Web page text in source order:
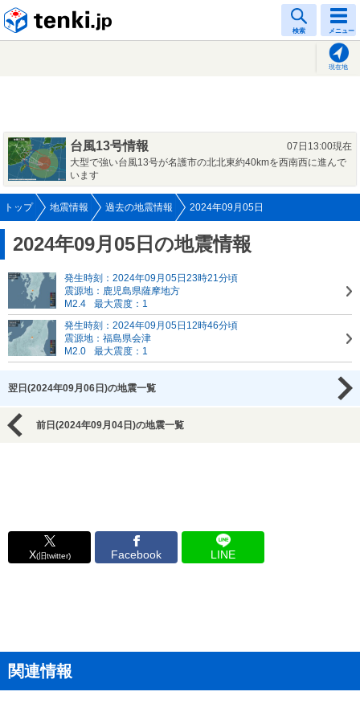
検索 メニュー
現在地
台風13号情報
07日13:00現在
大型で強い台風13号が名護市の北北東約40kmを西南西に進んで
います
トップ 地震情報 過去の地震情報 2024年09月05日
2024年09月05日の地震情報
発生時刻：2024年09月05日23時21分頃
震源地：鹿児島県薩摩地方
M2.4
最大震度：1
発生時刻：2024年09月05日12時46分頃
震源地：福島県会津
M2.0
最大震度：1
翌日(2024年09月06日)の地震一覧
前日(2024年09月04日)の地震一覧
X(旧twitter) Facebook LINE
関連情報